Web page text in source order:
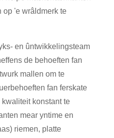
op 'e wrâldmerk te
en ûntwikkelingsteam
de behoeften fan
mallen om te
fan ferskate
konstant te
mear yntime en
riemen, platte